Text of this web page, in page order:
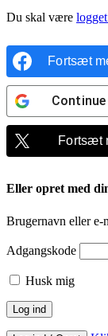
Du skal være
Fortsæt
Fortsæt
Eller opret med
Brugernavn eller e-
Adgangskode
Husk mig